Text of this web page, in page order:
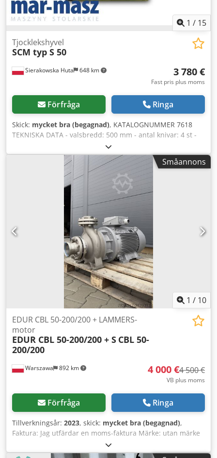
1 / 15
Sierakowska Huta 648 km
Tjocklekshyvel
SCM typ S 50
3 780 €
Fast pris plus moms
Förfråga Ringa
Skick: mycket bra (begagnad), KATALOGNUMMER 7618
TEKNISKA DATA - valsbredd: 500 mm - antal knivar: 4 st -
max. bearbetningshöjd: 230 mm uppifrån: - spärrar -
tandad matningsvals, dragande, svängbar, sekventiell -
tryckrullar - hyvlande vals - tryck - utmatningsvals, slät och
dragande nerifrån: - 2 glidrullar i bordet - motor: 5,5 kW -
manuell höjning av arbetsbordet - 2 matningshastigheter:
7,5; 13 m/min - diameter för utsugsanslutning: 160 mm -
mått l/b/h: 1100x1000x1200 mm - vikt: 600 kg FÖRDELAR
Dwedpfx Aszkg T Njhfoa – italiensktillverkad – ej
omlackerad – begagnad rikthyvel, i mycket gott skick
Nettopris: 15 900 PLN Nettopris: 3 780 EUR enligt
valutakurs 4,2 EUR (Priser kan ändras vid större
kursförändringar)
Småannons
1 / 10
Warszawa 892 km
EDUR CBL 50-200/200 + LAMMERS-
motor
EDUR CBL 50-200/200 + S CBL 50-
200/200
4 000 €4 500 €
VB plus moms
Förfråga Ringa
Tillverkningsår: 2023, skick: mycket bra (begagnad),
Faktura: Jag utfärdar en moms-faktura Märke: utan märke
Dwedpfjy Amumex Ahfja Typ: hydraulpump Modell: Typ-
CBL 50-200/200 Tillverkarens kod: 2 Förpackningens skick: